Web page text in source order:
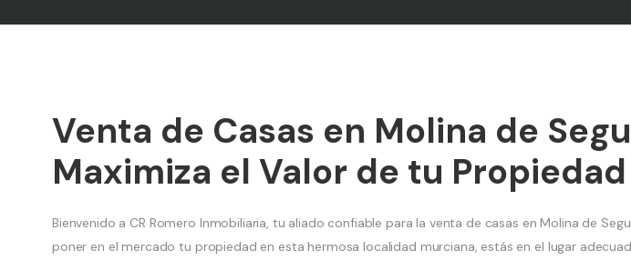
Venta de Casas en Molina de
Maximiza el Valor de tu Propiedad
Bienvenido a CR Romero Inmobiliaria, tu aliado confiable para la venta de casas en Molina de
poner en el mercado tu propiedad en esta hermosa localidad murciana, estás en el lugar